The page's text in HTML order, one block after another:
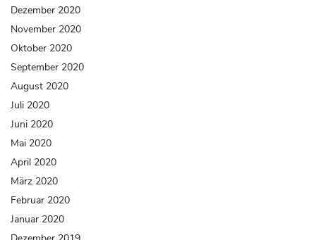
Dezember 2020
November 2020
Oktober 2020
September 2020
August 2020
Juli 2020
Juni 2020
Mai 2020
April 2020
März 2020
Februar 2020
Januar 2020